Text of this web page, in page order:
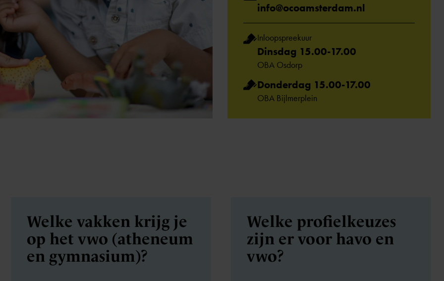
info@ocoamsterdam.nl
Inloopspreekuur
Dinsdag 15.00-17.00
OBA Osdorp
Donderdag 15.00-17.00
OBA Bijlmerplein
Welke vakken krijg je
op het vwo (atheneum
en gymnasium)?
Welke profiel­keuzes
zijn er voor havo en
vwo?